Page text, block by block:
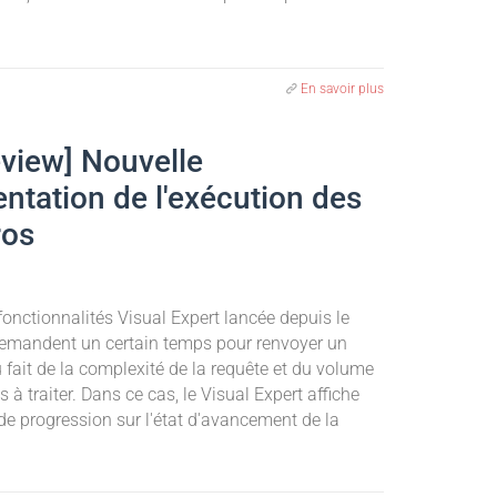
En savoir plus
Nouvelle
de l'exécution des
Visual Expert lancée depuis le
un certain temps pour renvoyer un
fait de la complexité de la requête et du volume
à traiter. Dans ce cas, le Visual Expert affiche
progression sur l'état d'avancement de la